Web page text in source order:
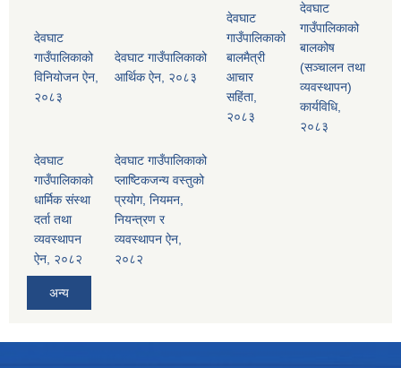
देवघाट
गाउँपालिकाको
विनियोजन ऐन,
२०८३
देवघाट गाउँपालिकाको
आर्थिक ऐन, २०८३
देवघाट
गाउँपालिकाको
बालमैत्री
आचार
सहिंता,
२०८३
देवघाट
गाउँपालिकाको
बालकोष
(सञ्चालन तथा
व्यवस्थापन)
कार्यविधि,
२०८३
देवघाट
गाउँपालिकाको
धार्मिक संस्था
दर्ता तथा
व्यवस्थापन
ऐन, २०८२
देवघाट गाउँपालिकाको
प्लाष्टिकजन्य वस्तुको
प्रयोग, नियमन,
नियन्त्रण र
व्यवस्थापन ऐन,
२०८२
अन्य